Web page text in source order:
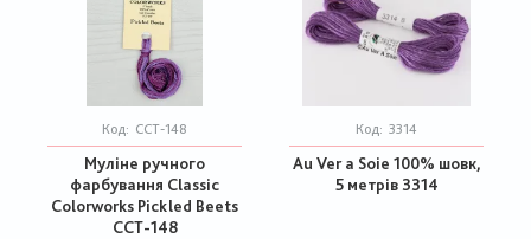
Код: CCT-148
Муліне ручного
фарбування Classic
Colorworks Pickled Beets
CCT-148
Код: 3314
Au Ver a Soie 100% шовк,
5 метрів 3314